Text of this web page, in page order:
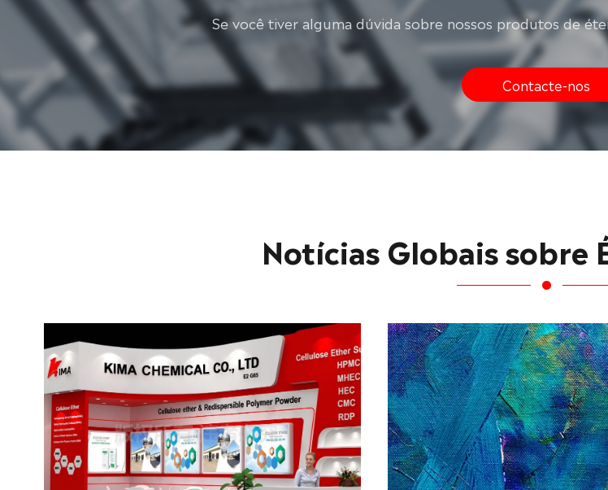
Se você tiver alguma dúvida sobre nossos produtos de
Contacte-nos
Notícias Globais sobre